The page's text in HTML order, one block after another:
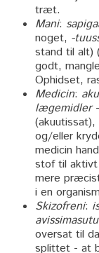
træt.
Mani:
noget, -
stand til alt)
godt,
Ophidset,
Medicin:
lægemidler-
og/eller
medicin
stof til aktivt
mere
i en
Skizofreni:
oversat til
splittet - at